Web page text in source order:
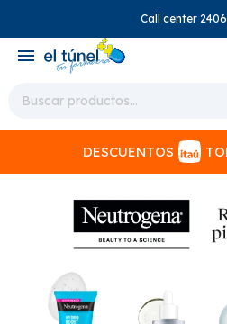
Call center
menu
DESCUENTOS
close